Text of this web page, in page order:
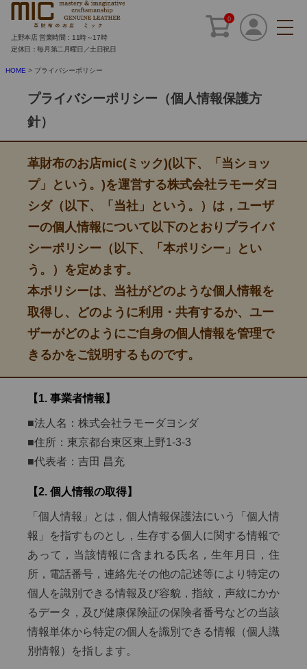
0
上野本店 営業時間：11時～17時
定休日：毎月第二月曜日／土日祝日
HOME プライバシーポリシー
プライバシーポリシー（個人情報保護方
針）
革財布のお店mic(ミック)(以下、「当ショッ
プ」という。)を運営する株式会社ラモーダヨ
シダ（以下、「当社」という。）は，ユーザ
ーの個人情報について以下のとおりプライバ
シーポリシー（以下、「本ポリシー」とい
う。）を定めます。
本ポリシーは、当社がどのような個人情報を
取得し、どのように利用・共有するか、ユー
ザーがどのようにご自身の個人情報を管理で
きるかをご説明するものです。
【1. 事業者情報】
■法人名：株式会社ラモーダヨシダ
■住所：東京都台東区東上野1-3-3
■代表者：吉田 昌充
【2. 個人情報の取得】
「個人情報」とは，個人情報保護法にいう「個人情
報」を指すものとし，生存する個人に関する情報で
あって，当該情報に含まれる氏名，生年月日，住
所，電話番号，連絡先その他の記述等により特定の
個人を識別できる情報及び容貌，指紋，声紋にかか
るデータ，及び健康保険証の保険者番号などの当該
情報単体から特定の個人を識別できる情報（個人識
別情報）を指します。